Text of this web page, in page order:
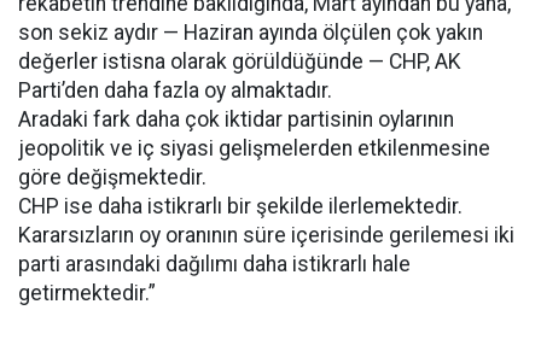
son sekiz aydır — Haziran ayında ölçülen çok yakın
değerler istisna olarak görüldüğünde — CHP, AK
Parti’den daha fazla oy almaktadır.
Aradaki fark daha çok iktidar partisinin oylarının
jeopolitik ve iç siyasi gelişmelerden etkilenmesine
göre değişmektedir.
CHP ise daha istikrarlı bir şekilde ilerlemektedir.
Kararsızların oy oranının süre içerisinde gerilemesi iki
parti arasındaki dağılımı daha istikrarlı hale
getirmektedir.”